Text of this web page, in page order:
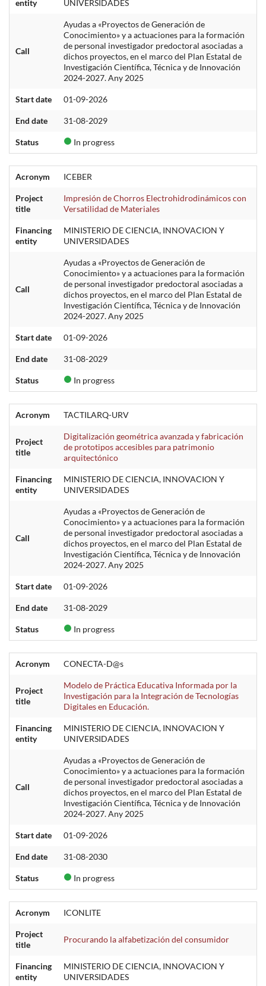
entity UNIVERSIDADES
Call
Ayudas a «Proyectos de Generación de
Conocimiento» y a actuaciones para la formación
de personal investigador predoctoral asociadas a
dichos proyectos, en el marco del Plan Estatal de
Investigación Científica, Técnica y de Innovación
2024-2027. Any 2025
Start date 01-09-2026
End date 31-08-2029
Status In progress
Acronym ICEBER
Project
title
Impresión de Chorros Electrohidrodinámicos con
Versatilidad de Materiales
Financing
entity
MINISTERIO DE CIENCIA, INNOVACION Y
UNIVERSIDADES
Call
Ayudas a «Proyectos de Generación de
Conocimiento» y a actuaciones para la formación
de personal investigador predoctoral asociadas a
dichos proyectos, en el marco del Plan Estatal de
Investigación Científica, Técnica y de Innovación
2024-2027. Any 2025
Start date 01-09-2026
End date 31-08-2029
Status In progress
Acronym TACTILARQ-URV
Project
title
Digitalización geométrica avanzada y fabricación
de prototipos accesibles para patrimonio
arquitectónico
Financing
entity
MINISTERIO DE CIENCIA, INNOVACION Y
UNIVERSIDADES
Call
Ayudas a «Proyectos de Generación de
Conocimiento» y a actuaciones para la formación
de personal investigador predoctoral asociadas a
dichos proyectos, en el marco del Plan Estatal de
Investigación Científica, Técnica y de Innovación
2024-2027. Any 2025
Start date 01-09-2026
End date 31-08-2029
Status In progress
Acronym CONECTA-D@s
Project
title
Modelo de Práctica Educativa Informada por la
Investigación para la Integración de Tecnologías
Digitales en Educación.
Financing
entity
MINISTERIO DE CIENCIA, INNOVACION Y
UNIVERSIDADES
Call
Ayudas a «Proyectos de Generación de
Conocimiento» y a actuaciones para la formación
de personal investigador predoctoral asociadas a
dichos proyectos, en el marco del Plan Estatal de
Investigación Científica, Técnica y de Innovación
2024-2027. Any 2025
Start date 01-09-2026
End date 31-08-2030
Status In progress
Acronym ICONLITE
Project
title
Procurando la alfabetización del consumidor
Financing
entity
MINISTERIO DE CIENCIA, INNOVACION Y
UNIVERSIDADES